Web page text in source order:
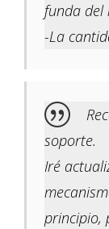
funda del
-La
soporte.
Iré
principio,